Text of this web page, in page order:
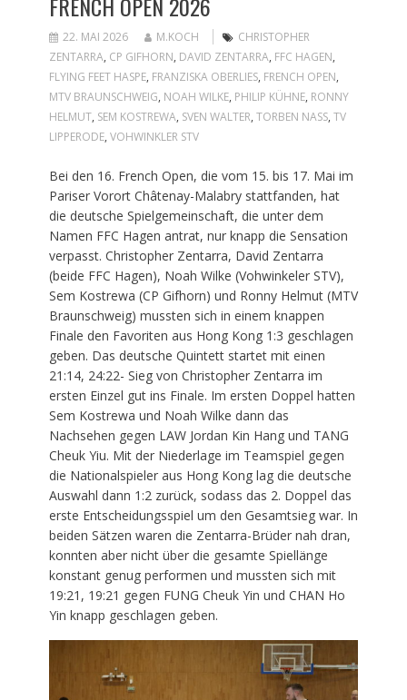
22. MAI 2026 M.KOCH
CHRISTOPHER
ZENTARRA, CP GIFHORN, DAVID ZENTARRA, FFC HAGEN,
FLYING FEET HASPE, FRANZISKA OBERLIES, FRENCH OPEN,
MTV BRAUNSCHWEIG, NOAH WILKE, PHILIP KÜHNE, RONNY
HELMUT, SEM KOSTREWA, SVEN WALTER, TORBEN NASS, TV
LIPPERODE, VOHWINKLER STV
Bei den 16. French Open, die vom 15. bis 17. Mai im
Pariser Vorort Châtenay-Malabry stattfanden, hat
die deutsche Spielgemeinschaft, die unter dem
Namen FFC Hagen antrat, nur knapp die Sensation
verpasst. Christopher Zentarra, David Zentarra
(beide FFC Hagen), Noah Wilke (Vohwinkeler STV),
Sem Kostrewa (CP Gifhorn) und Ronny Helmut (MTV
Braunschweig) mussten sich in einem knappen
Finale den Favoriten aus Hong Kong 1:3 geschlagen
geben. Das deutsche Quintett startet mit einen
21:14, 24:22- Sieg von Christopher Zentarra im
ersten Einzel gut ins Finale. Im ersten Doppel hatten
Sem Kostrewa und Noah Wilke dann das
Nachsehen gegen LAW Jordan Kin Hang und TANG
Cheuk Yiu. Mit der Niederlage im Teamspiel gegen
die Nationalspieler aus Hong Kong lag die deutsche
Auswahl dann 1:2 zurück, sodass das 2. Doppel das
erste Entscheidungsspiel um den Gesamtsieg war. In
beiden Sätzen waren die Zentarra-Brüder nah dran,
konnten aber nicht über die gesamte Spiellänge
konstant genug performen und mussten sich mit
19:21, 19:21 gegen FUNG Cheuk Yin und CHAN Ho
Yin knapp geschlagen geben.